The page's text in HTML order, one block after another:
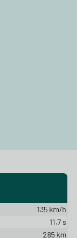
135 km/h
11,7 s
285 km